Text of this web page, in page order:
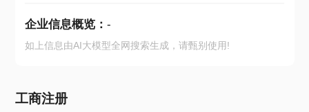
企业信息概览： -
如上信息由AI大模型全网搜索生成，请甄别使用!
工商注册